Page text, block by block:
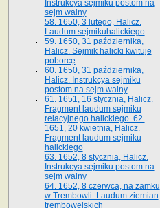
Instrukcya sejmiku postom na
sejm walny
58. 1650, 3 lutego, Halicz.
Laudum sejmikuhalickiego
59. 1650, 31 października,
Halicz. Sejmik halicki kwituje
poborcę
60. 1650, 31 października,
Halicz. Instrukcya sejmiku
postom na sejm walny
61. 1651, 16 stycznia, Halicz.
Fragment laudum sejmiku
relacyjnego halickiego. 62.
1651, 20 kwietnia, Halicz.
Fragment laudum sejmiku
halickiego
63. 1652, 8 stycznia, Halicz.
Instrukcya sejmiku postom na
sejm walny
64. 1652, 8 czerwca, na zamku
w Trembowli. Laudum ziemian
trembowelskich